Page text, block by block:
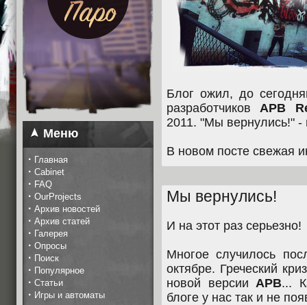
Меню
· Главная
· Cabinet
· FAQ
· OurProjects
· Архив новостей
· Архив статей
· Галерея
· Опросы
· Поиск
· Популярное
· Статьи
· Игры и автоматы
Блог ожил, до
разработчиковAPB
2011. "Мы вернулись!" -
В новом посте свежая
Мы вернулись!
И на этот раз серьезно!
Многое случилось
октябре. Греческий
новой версииАРВ...
блоге у нас так и не